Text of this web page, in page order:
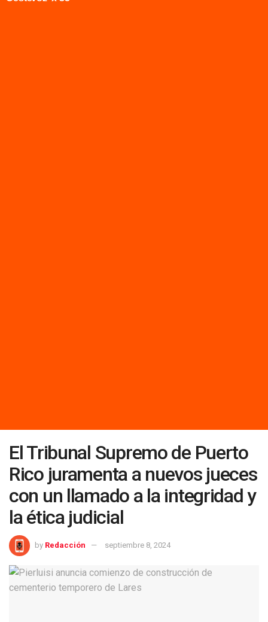
El Tribunal Supremo de Puerto
Rico juramenta a nuevos jueces
con un llamado a la integridad y
la ética judicial
by Redacción septiembre 8, 2024